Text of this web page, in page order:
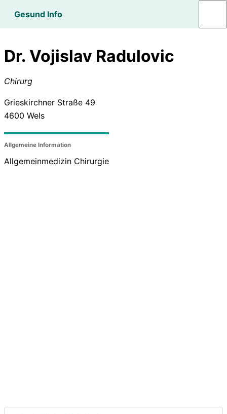
Gesund Info
Dr. Vojislav Radulovic
Chirurg
Grieskirchner Straße 49
4600 Wels
Allgemeine Information
Allgemeinmedizin Chirurgie